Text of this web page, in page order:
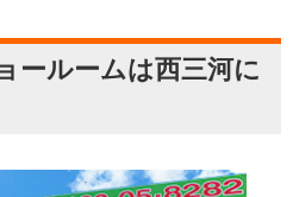
ールームは西三河に